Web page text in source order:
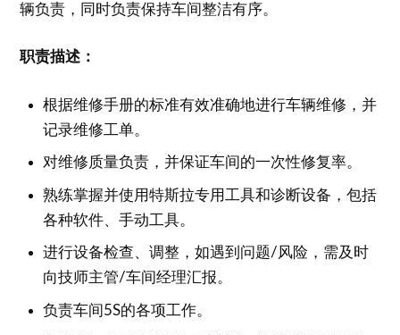
辆负责，同时负责保持车间整洁有序。
职责描述：
根据维修手册的标准有效准确地进行车辆维修，并
记录维修工单。
对维修质量负责，并保证车间的一次性修复率。
熟练掌握并使用特斯拉专用工具和诊断设备，包括
各种软件、手动工具。
进行设备检查、调整，如遇到问题/风险，需及时
向技师主管/车间经理汇报。
负责车间5S的各项工作。